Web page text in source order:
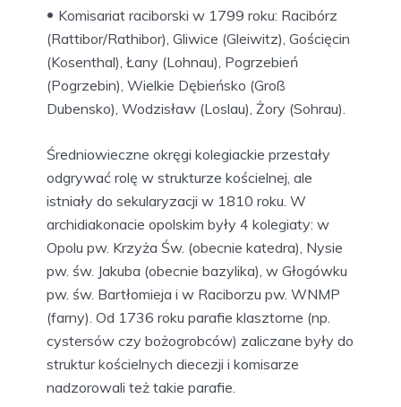
Komisariat raciborski w 1799 roku: Racibórz
(Rattibor/Rathibor), Gliwice (Gleiwitz), Gościęcin
(Kosenthal), Łany (Lohnau), Pogrzebień
(Pogrzebin), Wielkie Dębieńsko (Groß
Dubensko), Wodzisław (Loslau), Żory (Sohrau).
Średniowieczne okręgi kolegiackie przestały
odgrywać rolę w strukturze kościelnej, ale
istniały do sekularyzacji w 1810 roku. W
archidiakonacie opolskim były 4 kolegiaty: w
Opolu pw. Krzyża Św. (obecnie katedra), Nysie
pw. św. Jakuba (obecnie bazylika), w Głogówku
pw. św. Bartłomieja i w Raciborzu pw. WNMP
(farny). Od 1736 roku parafie klasztorne (np.
cystersów czy bożogrobców) zaliczane były do
struktur kościelnych diecezji i komisarze
nadzorowali też takie parafie.